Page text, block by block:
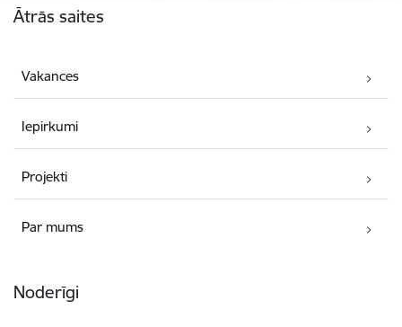
Ātrās saites
Vakances
Iepirkumi
Projekti
Par mums
Noderīgi